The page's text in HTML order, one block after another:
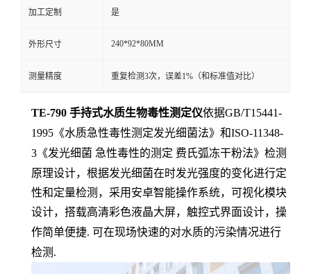
加工定制 是
外形尺寸 240*92*80MM
测量精度 重复检测3次，误差1%（和标准值对比）
TE-790 手持式水质生物毒性测定仪依据GB/T15441-
1995《水质急性毒性测定发光细菌法》和ISO-11348-
3《发光细菌 急性毒性的测定 费氏弧冻干粉法》 检测
原理设计， 根据发光细菌在时发光强度的变化进行定
性和定量检测 ， 采用 安卓智能操作系统，可视化模块
设计， 搭载高清彩色液晶大屏， 触控式界面设计，操
作简单便捷. 可在现场快速的对水质的污染情况进行
检测 .